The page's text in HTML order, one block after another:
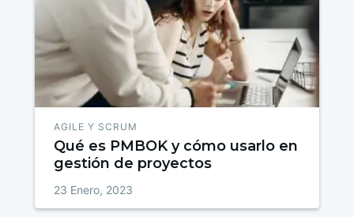
AGILE Y SCRUM
Qué es PMBOK y cómo usarlo en
gestión de proyectos
23 Enero, 2023